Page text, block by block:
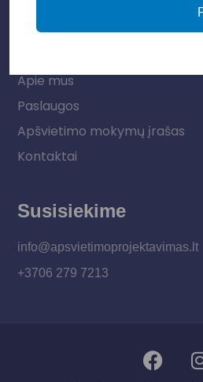
Apie mus
Paslaugos
Apšvietimo mokymų įrašas
Kontaktai
Susisiekime
info@apsvietimoprojektavimas.lt
+3706 279 7213